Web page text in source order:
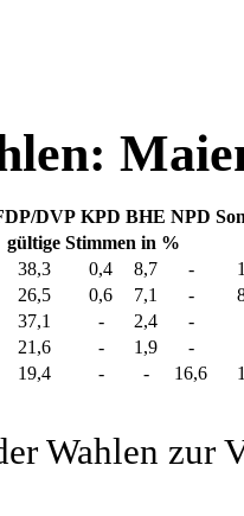
DVP KPD BHE NPD
gültige Stimmen in %
38,3 0,4 8,7 -
26,5 0,6 7,1 -
37,1 - 2,4
-
21,6 - 1,9
-
19,4 - - 16,6
Wahlen zur